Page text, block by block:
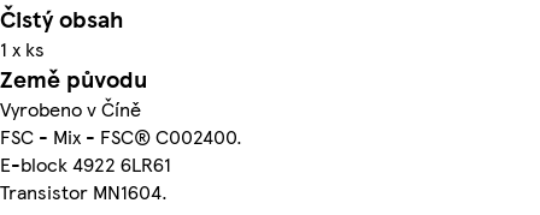
Čistý obsah
1 x ks
Země původu
Vyrobeno v Číně
FSC - Mix - FSC® C002400.
E-block 4922 6LR61
Transistor MN1604.